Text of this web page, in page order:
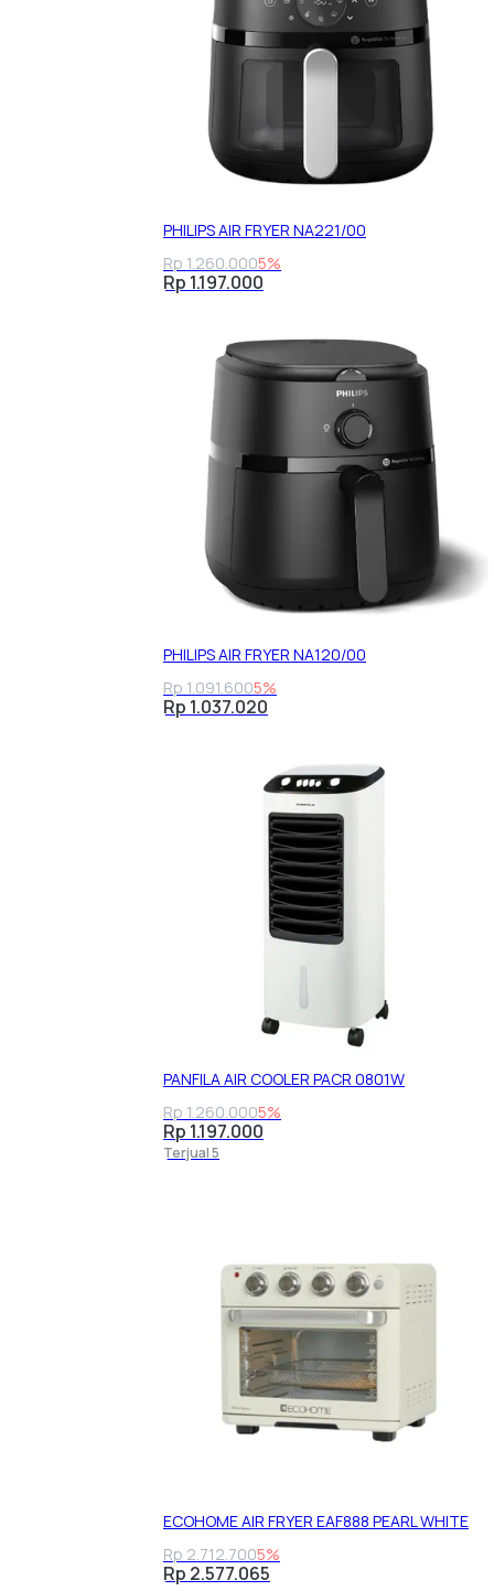
PHILIPS AIR FRYER NA221/00
Rp 1.260.0005%
Rp 1.197.000
PHILIPS AIR FRYER NA120/00
Rp 1.091.6005%
Rp 1.037.020
PANFILA AIR COOLER PACR 0801W
Rp 1.260.0005%
Rp 1.197.000
Terjual 5
ECOHOME AIR FRYER EAF888 PEARL WHITE
Rp 2.712.7005%
Rp 2.577.065